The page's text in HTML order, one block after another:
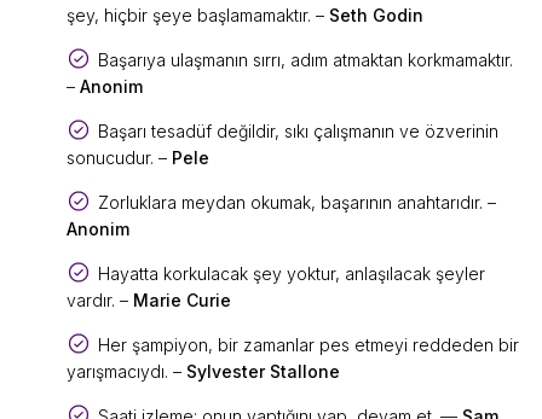
şey, hiçbir şeye başlamamaktır. – Seth Godin
Başarıya ulaşmanın sırrı, adım atmaktan korkmamaktır.
– Anonim
Başarı tesadüf değildir, sıkı çalışmanın ve özverinin
sonucudur. – Pele
Zorluklara meydan okumak, başarının anahtarıdır. –
Anonim
Hayatta korkulacak şey yoktur, anlaşılacak şeyler
vardır. – Marie Curie
Her şampiyon, bir zamanlar pes etmeyi reddeden bir
yarışmacıydı. – Sylvester Stallone